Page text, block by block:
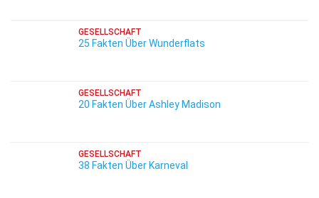
GESELLSCHAFT
25 Fakten Über Wunderflats
GESELLSCHAFT
20 Fakten Über Ashley Madison
GESELLSCHAFT
38 Fakten Über Karneval